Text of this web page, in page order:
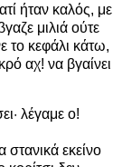
ήταν καλός, με
μιλιά ούτε
το κεφάλι κάτω,
αχ! να βγαίνει
λέγαμε ο!
εκείνο